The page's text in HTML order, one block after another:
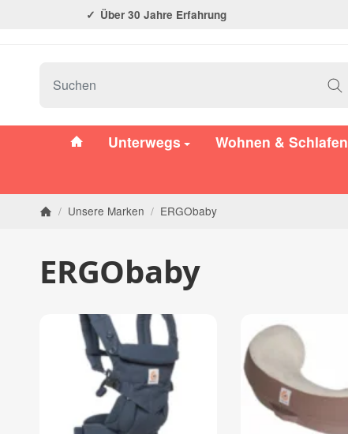
Über 30 Jahre Erfahrung
#custom.linkHome#
Unterwegs Wohnen & Schlafen
/ Unsere Marken / ERGObaby
ERGObaby